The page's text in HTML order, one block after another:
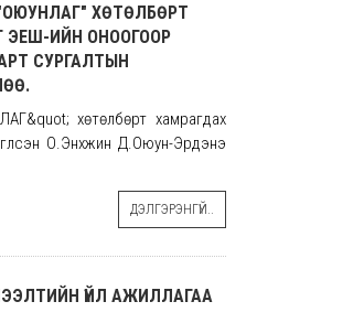
ХӨТӨЛБӨРТ
ЭЕШ-ИЙН ОНООГООР
СУРГАЛТЫН
хөтөлбөрт хамрагдах
О.Энхжин Д.Оюун-Эрдэнэ
ДЭЛГЭРЭНГҮЙ..
ҮЙЛ АЖИЛЛАГАА